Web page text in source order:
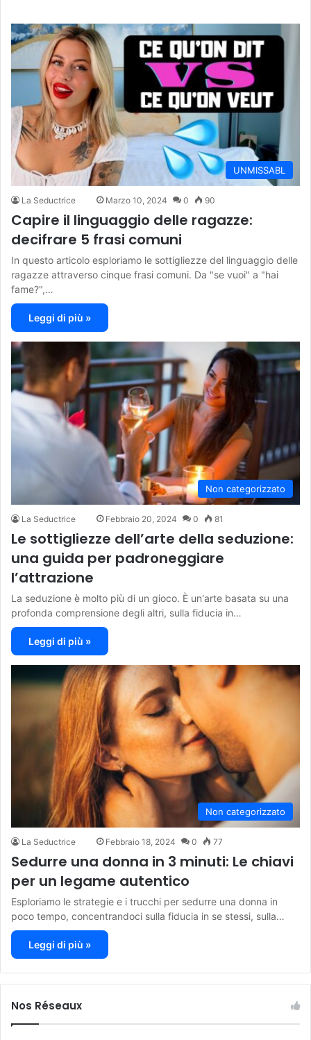
UNMISSABL
La Seductrice Marzo 10, 2024 0 90
Capire il linguaggio delle ragazze:
decifrare 5 frasi comuni
In questo articolo esploriamo le sottigliezze del linguaggio delle
ragazze attraverso cinque frasi comuni. Da "se vuoi" a "hai
fame?",…
Leggi di più »
Non categorizzato
La Seductrice Febbraio 20, 2024 0 81
Le sottigliezze dell’arte della seduzione:
una guida per padroneggiare
l’attrazione
La seduzione è molto più di un gioco. È un'arte basata su una
profonda comprensione degli altri, sulla fiducia in…
Leggi di più »
Non categorizzato
La Seductrice Febbraio 18, 2024 0 77
Sedurre una donna in 3 minuti: Le chiavi
per un legame autentico
Esploriamo le strategie e i trucchi per sedurre una donna in
poco tempo, concentrandoci sulla fiducia in se stessi, sulla…
Leggi di più »
Nos Réseaux